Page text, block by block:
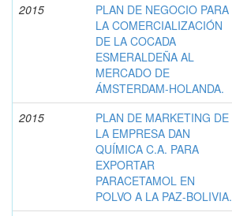
2015
PLAN DE NEGOCIO PARA
LA COMERCIALIZACIÓN
DE LA COCADA
ESMERALDEÑA AL
MERCADO DE
ÁMSTERDAM-HOLANDA.
2015
PLAN DE MARKETING DE
LA EMPRESA DAN
QUÍMICA C.A. PARA
EXPORTAR
PARACETAMOL EN
POLVO A LA PAZ-BOLIVIA.